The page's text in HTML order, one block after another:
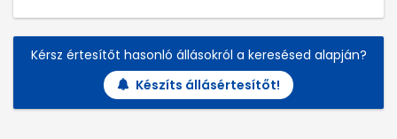
Kérsz értesítőt hasonló állásokról a keresésed alapján?
Készíts állásértesítőt!